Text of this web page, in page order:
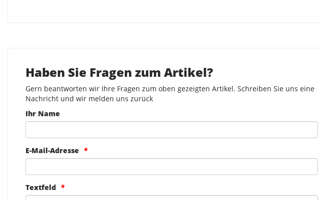
Haben Sie Fragen zum Artikel?
Gern beantworten wir Ihre Fragen zum oben gezeigten Artikel. Schreiben Sie uns eine
Nachricht und wir melden uns zurück
Ihr Name
E-Mail-Adresse
Textfeld